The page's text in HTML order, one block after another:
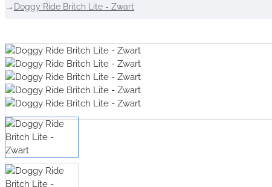
Doggy Ride Britch Lite - Zwart